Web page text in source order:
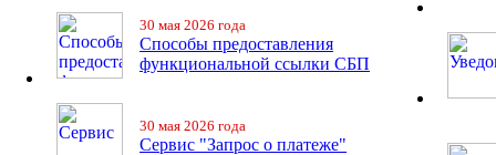
30 мая 2026 года
Способы предоставления
функциональной ссылки СБП
30 мая 2026 года
Сервис "Запрос о платеже"